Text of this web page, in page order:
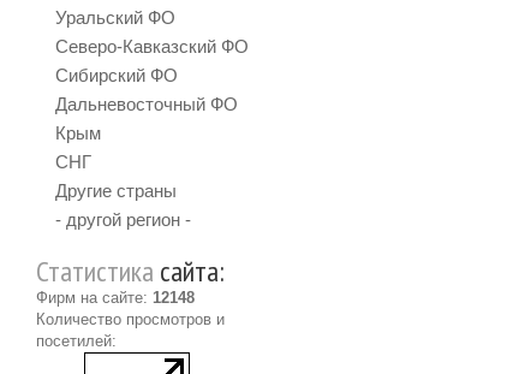
Уральский ФО
Северо-Кавказский ФО
Сибирский ФО
Дальневосточный ФО
Крым
СНГ
Другие страны
- другой регион -
Статистика сайта:
Фирм на сайте: 12148
Количество просмотров и
посетилей: